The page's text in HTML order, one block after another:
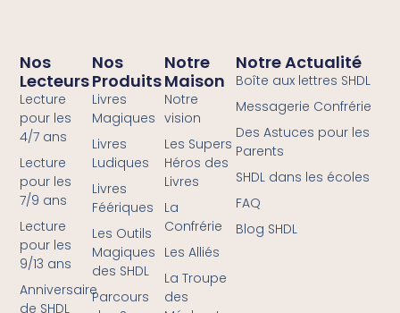
Notre
Maison
Notre
vision
Les Supers
Héros des
Livres
La
Confrérie
Les Alliés
La Troupe
des
Nos
Produits
Livres
Magiques
Livres
Ludiques
Livres
Féériques
Les Outils
Magiques
des SHDL
Parcours
Nos
Lecteurs
Lecture
pour les
4/7 ans
Lecture
pour les
7/9 ans
Lecture
pour les
9/13 ans
Anniversaire
de SHDL
Notre Actualité
Boîte aux lettres SHDL
Messagerie Confrérie
Des Astuces pour les
Parents
SHDL dans les écoles
FAQ
Blog SHDL